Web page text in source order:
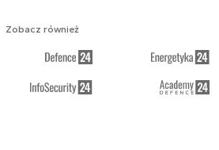
Zobacz również